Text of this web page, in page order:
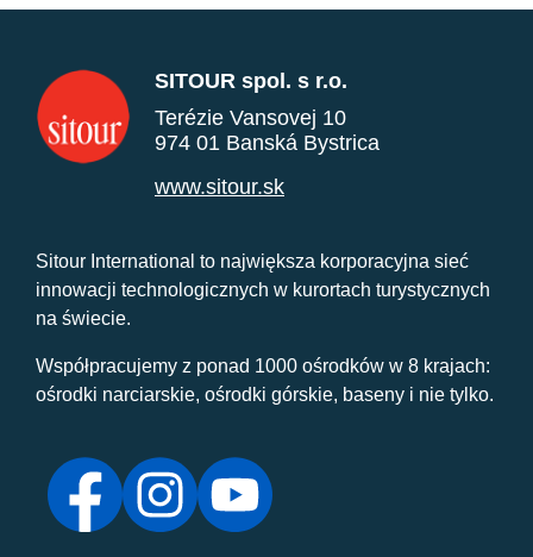
SITOUR spol. s r.o.
Terézie Vansovej 10
974 01 Banská Bystrica
www.sitour.sk
Sitour International to największa korporacyjna sieć
innowacji technologicznych w kurortach turystycznych
na świecie.
Współpracujemy z ponad 1000 ośrodków w 8 krajach:
ośrodki narciarskie, ośrodki górskie, baseny i nie tylko.